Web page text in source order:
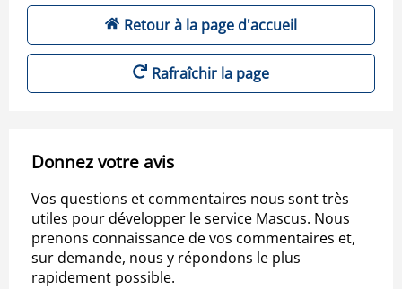
Retour à la page d'accueil
Rafraîchir la page
Donnez votre avis
Vos questions et commentaires nous sont très
utiles pour développer le service Mascus. Nous
prenons connaissance de vos commentaires et,
sur demande, nous y répondons le plus
rapidement possible.